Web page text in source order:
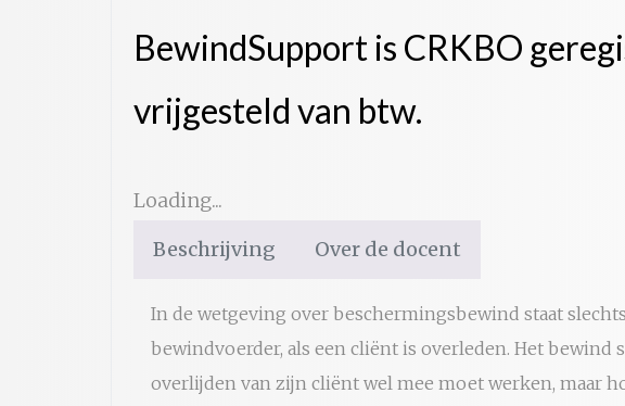
van
nalatenschap
BewindSupport is CRKBO
vrijgesteld van btw.
Loading...
Beschrijving
Over de docent
In de wetgeving over beschermingsbewind staat
bewindvoerder, als een cliënt is overleden. Het bewind
overlijden van zijn cliënt wel mee moet werken, maar